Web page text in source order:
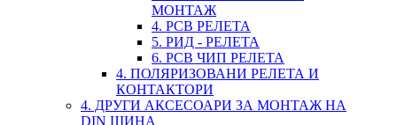
МОНТАЖ
4. PCB РЕЛЕТА
5. РИД - РЕЛЕТА
6. PCB ЧИП РЕЛЕТА
4. ПОЛЯРИЗОВАНИ РЕЛЕТА И
КОНТАКТОРИ
4. ДРУГИ АКСЕСОАРИ ЗА МОНТАЖ НА
DIN ШИНА